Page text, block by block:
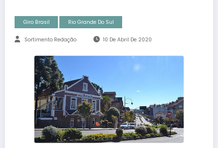
Giro Brasil Rio Grande Do Sul
Sortimento Redação 10 De Abril De 2020